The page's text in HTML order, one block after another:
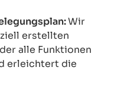
Wir
erstellten
alle Funktionen
erleichtert die